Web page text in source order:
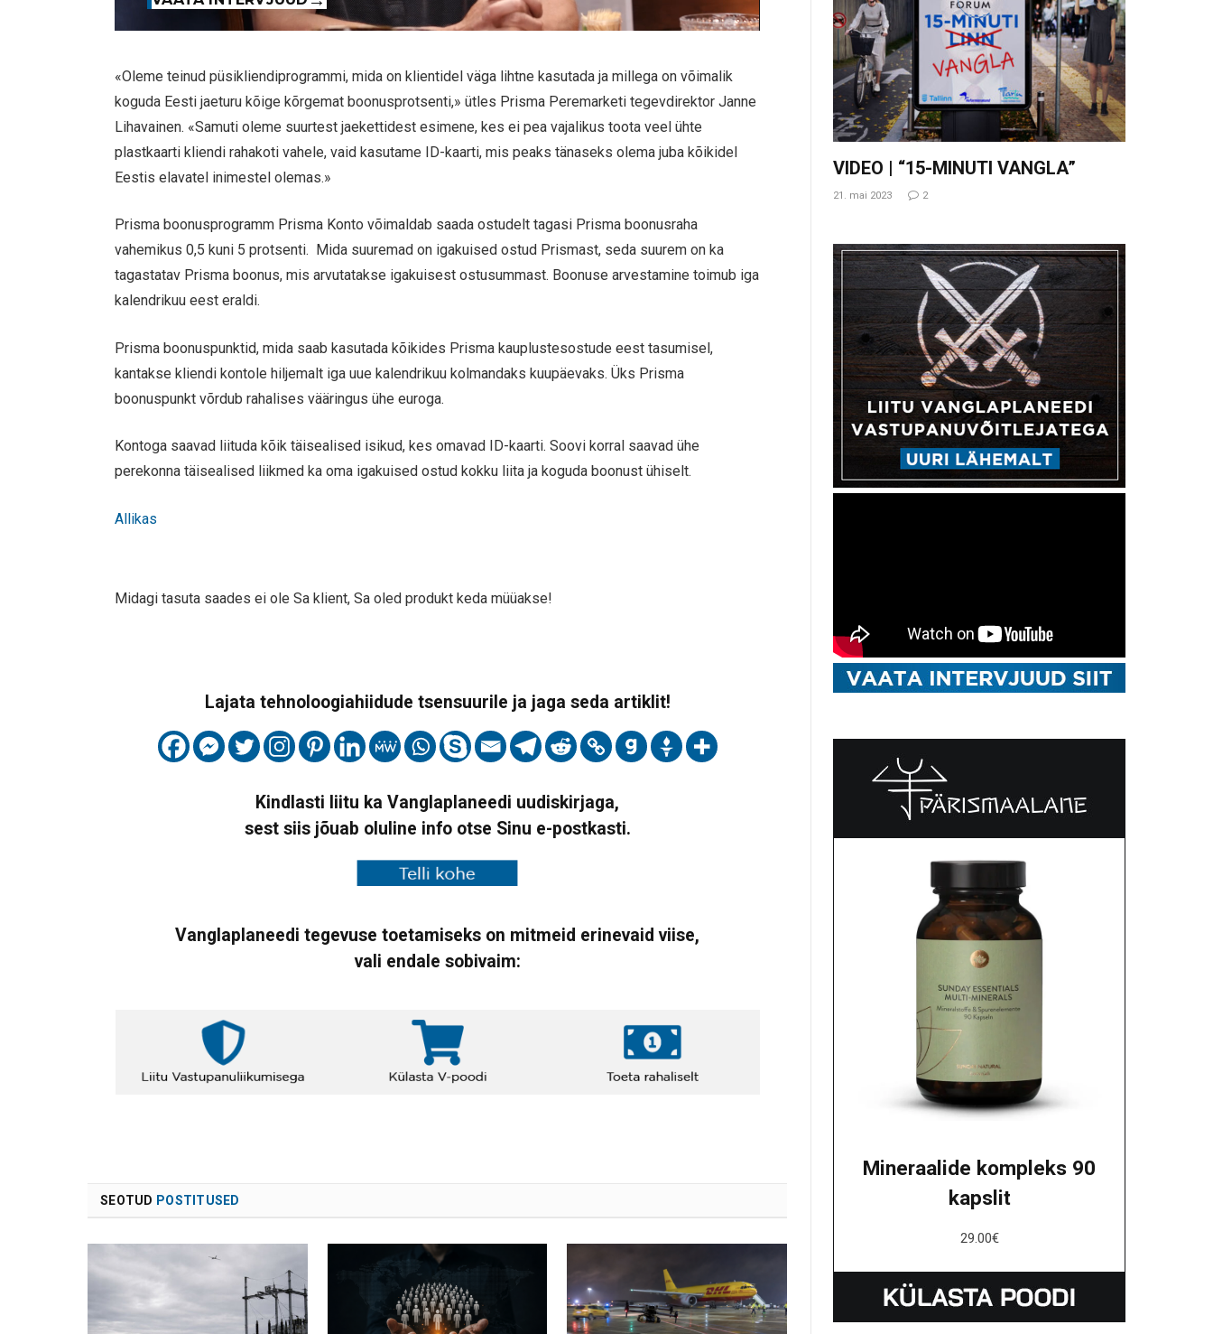
«Oleme teinud püsikliendiprogrammi, mida on klientidel väga lihtne kasutada ja millega on võimalik
koguda Eesti jaeturu kõige kõrgemat boonusprotsenti,» ütles Prisma Peremarketi tegevdirektor Janne
Lihavainen. «Samuti oleme suurtest jaekettidest esimene, kes ei pea vajalikus toota veel ühte
plastkaarti kliendi rahakoti vahele, vaid kasutame ID-kaarti, mis peaks tänaseks olema juba kõikidel
Eestis elavatel inimestel olemas.»
Prisma boonusprogramm Prisma Konto võimaldab saada ostudelt tagasi Prisma boonusraha
vahemikus 0,5 kuni 5 protsenti. Mida suuremad on igakuised ostud Prismast, seda suurem on ka
tagastatav Prisma boonus, mis arvutatakse igakuisest ostusummast. Boonuse arvestamine toimub iga
kalendrikuu eest eraldi.
Prisma boonuspunktid, mida saab kasutada kõikides Prisma kauplustesostude eest tasumisel,
kantakse kliendi kontole hiljemalt iga uue kalendrikuu kolmandaks kuupäevaks. Üks Prisma
boonuspunkt võrdub rahalises vääringus ühe euroga.
Kontoga saavad liituda kõik täisealised isikud, kes omavad ID-kaarti. Soovi korral saavad ühe
perekonna täisealised liikmed ka oma igakuised ostud kokku liita ja koguda boonust ühiselt.
Allikas
Midagi tasuta saades ei ole Sa klient, Sa oled produkt keda müüakse!
Lajata tehnoloogiahiidude tsensuurile ja jaga seda artiklit!
Kindlasti liitu ka Vanglaplaneedi uudiskirjaga,
sest siis jõuab oluline info otse Sinu e-postkasti.
Vanglaplaneedi tegevuse toetamiseks on mitmeid erinevaid viise,
vali endale sobivaim:
SEOTUD POSTITUSED
VIDEO | “15-MINUTI VANGLA”
21. mai 2023 2
Mineraalide kompleks 90
kapslit
29.00€